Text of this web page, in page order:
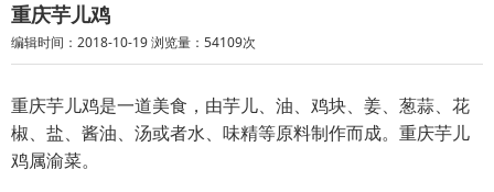
重庆芋儿鸡
编辑时间：2018-10-19 浏览量：54109次
重庆芋儿鸡是一道美食，由芋儿、油、鸡块、姜、葱蒜、花
椒、盐、酱油、汤或者水、味精等原料制作而成。重庆芋儿
鸡属渝菜。